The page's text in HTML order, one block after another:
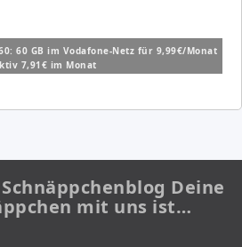
60 GB im Vodafone-Netz für 9,99€/Monat
7,91€ im Monat
Deine
mit uns ist…